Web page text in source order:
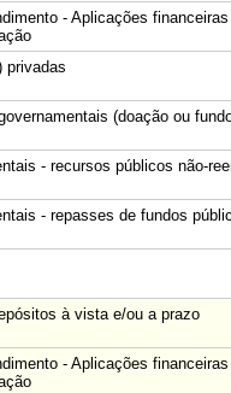
- Aplicações
privadas
(doação ou
- recursos públicos não-
- repasses de fundos
à vista e/ou a prazo
- Aplicações